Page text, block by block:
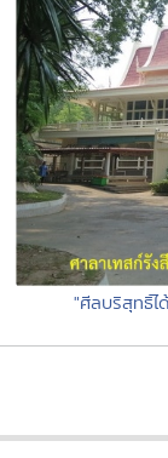
"ศีลบริสุทธิ์